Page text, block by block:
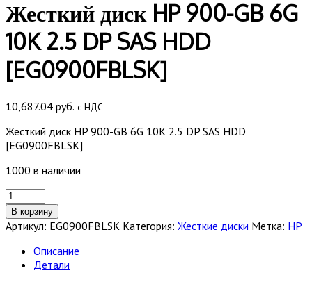
Жесткий диск HP 900-GB 6G
10K 2.5 DP SAS HDD
[EG0900FBLSK]
10,687.04 руб. с НДС
Жесткий диск HP 900-GB 6G 10K 2.5 DP SAS HDD
[EG0900FBLSK]
1000 в наличии
Количество
товара
Жесткий
диск
900-
В корзину
Артикул: EG0900FBLSK Категория: Жесткие диски Метка: HP
Описание
Детали